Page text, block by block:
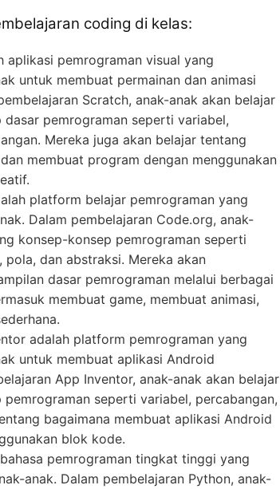
coding di kelas:
aplikasi pemrograman visual yang
untuk membuat permainan dan animasi
Scratch, anak-anak akan belajar
pemrograman seperti variabel,
Mereka juga akan belajar tentang
membuat program dengan menggunakan
platform belajar pemrograman yang
Dalam pembelajaran Code.org, anak-
konsep-konsep pemrograman seperti
dan abstraksi. Mereka akan
dasar pemrograman melalui berbagai
membuat game, membuat animasi,
adalah platform pemrograman yang
untuk membuat aplikasi Android
App Inventor, anak-anak akan belajar
seperti variabel, percabangan,
bagaimana membuat aplikasi Android
blok kode.
pemrograman tingkat tinggi yang
anak. Dalam pembelajaran Python, anak-